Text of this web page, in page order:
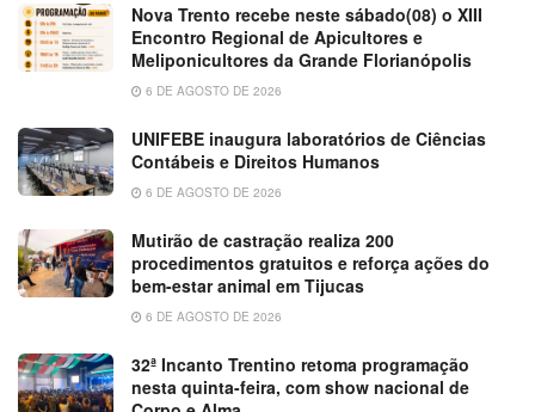
Nova Trento recebe neste sábado(08) o XIII
Encontro Regional de Apicultores e
Meliponicultores da Grande Florianópolis
6 DE AGOSTO DE 2026
UNIFEBE inaugura laboratórios de Ciências
Contábeis e Direitos Humanos
6 DE AGOSTO DE 2026
Mutirão de castração realiza 200
procedimentos gratuitos e reforça ações do
bem-estar animal em Tijucas
6 DE AGOSTO DE 2026
32ª Incanto Trentino retoma programação
nesta quinta-feira, com show nacional de